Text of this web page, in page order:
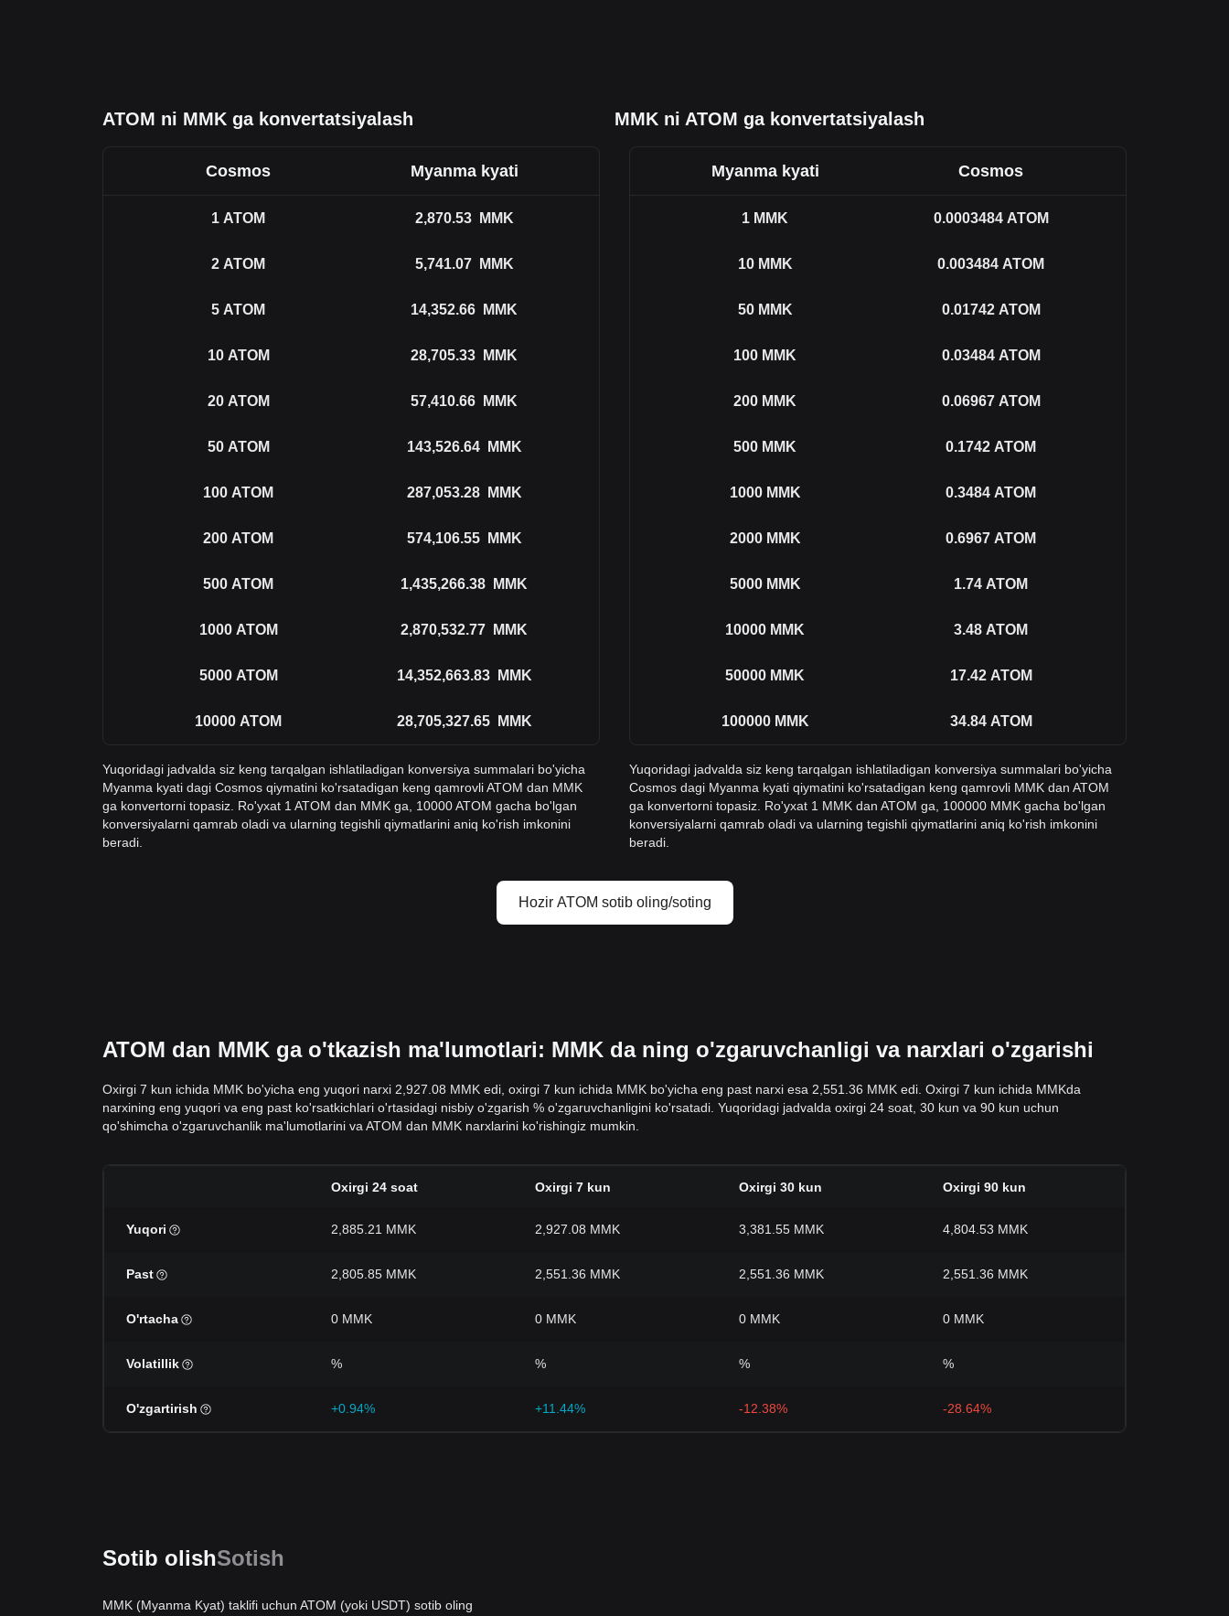
ATOM ni MMK ga konvertatsiyalash MMK ni ATOM ga konvertatsiyalash
Cosmos Myanma kyati
1 ATOM 2,870.53 MMK
2 ATOM 5,741.07 MMK
5 ATOM 14,352.66 MMK
10 ATOM 28,705.33 MMK
20 ATOM 57,410.66 MMK
50 ATOM 143,526.64 MMK
100 ATOM 287,053.28 MMK
200 ATOM 574,106.55 MMK
500 ATOM 1,435,266.38 MMK
1000 ATOM 2,870,532.77 MMK
5000 ATOM 14,352,663.83 MMK
10000 ATOM 28,705,327.65 MMK
Yuqoridagi jadvalda siz keng tarqalgan ishlatiladigan konversiya summalari bo'yicha
Myanma kyati dagi Cosmos qiymatini ko'rsatadigan keng qamrovli ATOM dan MMK
ga konvertorni topasiz. Ro'yxat 1 ATOM dan MMK ga, 10000 ATOM gacha bo'lgan
konversiyalarni qamrab oladi va ularning tegishli qiymatlarini aniq ko'rish imkonini
beradi.
Myanma kyati Cosmos
1 MMK 0.0003484 ATOM
10 MMK 0.003484 ATOM
50 MMK 0.01742 ATOM
100 MMK 0.03484 ATOM
200 MMK 0.06967 ATOM
500 MMK 0.1742 ATOM
1000 MMK 0.3484 ATOM
2000 MMK 0.6967 ATOM
5000 MMK 1.74 ATOM
10000 MMK 3.48 ATOM
50000 MMK 17.42 ATOM
100000 MMK 34.84 ATOM
Yuqoridagi jadvalda siz keng tarqalgan ishlatiladigan konversiya summalari bo'yicha
Cosmos dagi Myanma kyati qiymatini ko'rsatadigan keng qamrovli MMK dan ATOM
ga konvertorni topasiz. Ro'yxat 1 MMK dan ATOM ga, 100000 MMK gacha bo'lgan
konversiyalarni qamrab oladi va ularning tegishli qiymatlarini aniq ko'rish imkonini
beradi.
Hozir ATOM sotib oling/soting
ATOM dan MMK ga o'tkazish ma'lumotlari: MMK da ning o'zgaruvchanligi va narxlari o'zgarishi
Oxirgi 7 kun ichida MMK bo'yicha eng yuqori narxi 2,927.08 MMK edi, oxirgi 7 kun ichida MMK bo'yicha eng past narxi esa 2,551.36 MMK edi. Oxirgi 7 kun ichida MMKda
narxining eng yuqori va eng past ko'rsatkichlari o'rtasidagi nisbiy o'zgarish % o'zgaruvchanligini ko'rsatadi. Yuqoridagi jadvalda oxirgi 24 soat, 30 kun va 90 kun uchun
qo'shimcha o'zgaruvchanlik ma'lumotlarini va ATOM dan MMK narxlarini ko'rishingiz mumkin.
Oxirgi 24 soat Oxirgi 7 kun Oxirgi 30 kun Oxirgi 90 kun
Yuqori 2,885.21 MMK 2,927.08 MMK 3,381.55 MMK 4,804.53 MMK
Past 2,805.85 MMK 2,551.36 MMK 2,551.36 MMK 2,551.36 MMK
O'rtacha 0 MMK 0 MMK 0 MMK 0 MMK
Volatillik % % % %
O'zgartirish +0.94% +11.44% -12.38% -28.64%
Sotib olishSotish
MMK (Myanma Kyat) taklifi uchun ATOM (yoki USDT) sotib oling